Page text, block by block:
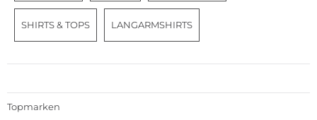
SHIRTS & TOPS LANGARMSHIRTS
Topmarken